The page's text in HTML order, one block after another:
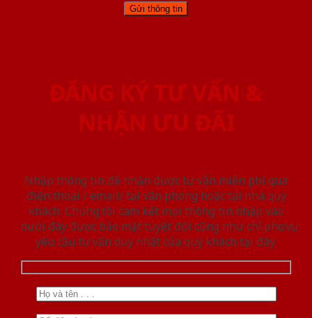
ĐĂNG KÝ TƯ VẤN &
NHẬN ƯU ĐÃI
Nhập thông tin để nhận được tư vấn miễn phí qua
điện thoại / email/ tại văn phòng hoặc tại nhà quý
khách. Chúng tôi cam kết mọi thông tin nhập vào
dưới đây được bảo mật tuyệt đối cũng như chỉ phục vụ
yêu cầu tư vấn duy nhất của quý khách tại đây.